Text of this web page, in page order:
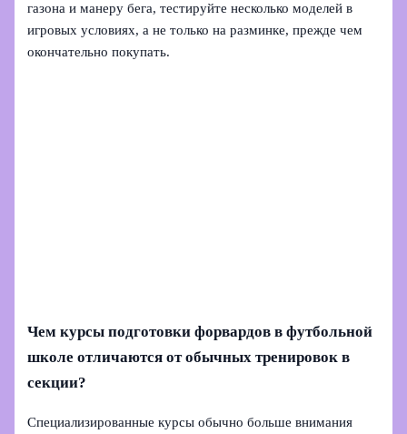
газона и манеру бега, тестируйте несколько моделей в
игровых условиях, а не только на разминке, прежде чем
окончательно покупать.
Чем курсы подготовки форвардов в футбольной
школе отличаются от обычных тренировок в
секции?
Специализированные курсы обычно больше внимания